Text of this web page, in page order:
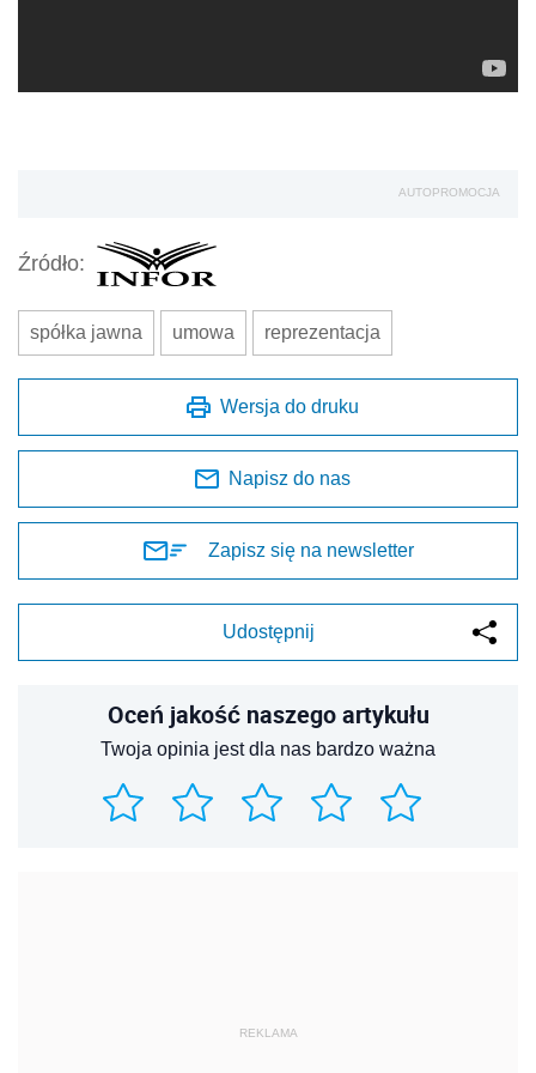
AUTOPROMOCJA
Źródło:
spółka jawna umowa reprezentacja
Wersja do druku
Napisz do nas
Zapisz się na newsletter
Udostępnij
Oceń jakość naszego artykułu
Twoja opinia jest dla nas bardzo ważna
REKLAMA